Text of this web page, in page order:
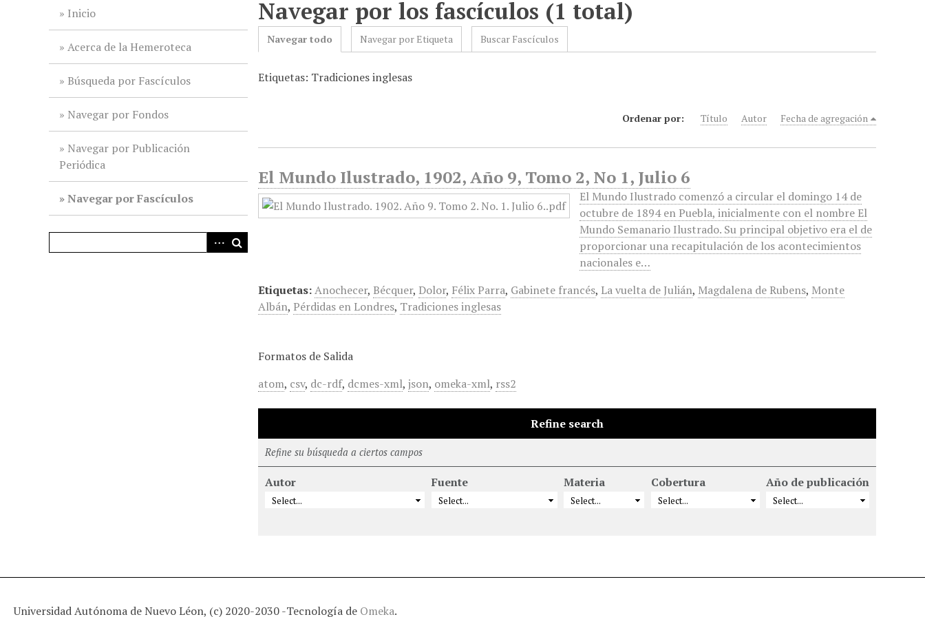
Inicio
Acerca de la Hemeroteca
Búsqueda por Fascículos
Navegar por Fondos
Navegar por Publicación
Periódica
Navegar por Fascículos
Navegar por los fascículos (1 total)
Navegar todo Navegar por Etiqueta Buscar Fascículos
Etiquetas: Tradiciones inglesas
Ordenar por: Título Autor Fecha de agregación
El Mundo Ilustrado, 1902, Año 9, Tomo 2, No 1, Julio 6
El Mundo Ilustrado comenzó a circular el domingo 14 de
octubre de 1894 en Puebla, inicialmente con el nombre El
Mundo Semanario Ilustrado. Su principal objetivo era el de
proporcionar una recapitulación de los acontecimientos
nacionales e…
Etiquetas:Anochecer, Bécquer, Dolor, Félix Parra, Gabinete francés, La vuelta de Julián, Magdalena de Rubens, Monte
Albán, Pérdidas en Londres, Tradiciones inglesas
Formatos de Salida
atom, csv, dc-rdf, dcmes-xml,json, omeka-xml, rss2
Refine search
Refine su búsqueda a ciertos campos
Autor Fuente Materia Cobertura Año de publicación
Universidad Autónoma de Nuevo Léon, (c) 2020-2030 -Tecnología de Omeka.